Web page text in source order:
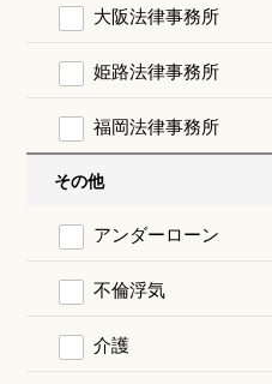
大阪法律事務所
姫路法律事務所
福岡法律事務所
その他
アンダーローン
不倫浮気
介護